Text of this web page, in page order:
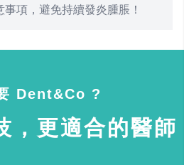
項，避免持續發炎腫脹！
Dent&Co ?
，更適合的醫師